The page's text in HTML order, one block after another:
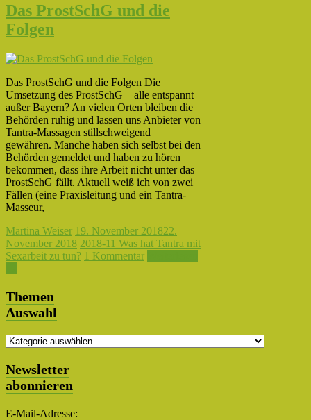
Das ProstSchG und die
Folgen
Das ProstSchG und die Folgen Die
Umsetzung des ProstSchG – alle entspannt
außer Bayern? An vielen Orten bleiben die
Behörden ruhig und lassen uns Anbieter von
Tantra-Massagen stillschweigend
gewähren. Manche haben sich selbst bei den
Behörden gemeldet und haben zu hören
bekommen, dass ihre Arbeit nicht unter das
ProstSchG fällt. Aktuell weiß ich von zwei
Fällen (eine Praxisleitung und ein Tantra-
Masseur,
Martina Weiser 19. November 201822.
November 2018 2018-11 Was hat Tantra mit
Sexarbeit zu tun? 1 Kommentar
Themen
Auswahl
Themen
Newsletter
abonnieren
E-Mail-Adresse: